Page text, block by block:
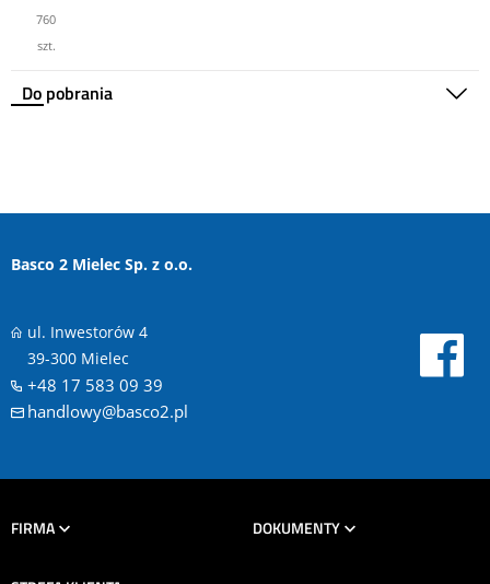
760
szt.
Do pobrania
Basco 2 Mielec Sp. z o.o.
ul. Inwestorów 4
39-300 Mielec
+48 17 583 09 39
handlowy@basco2.pl
FIRMA DOKUMENTY